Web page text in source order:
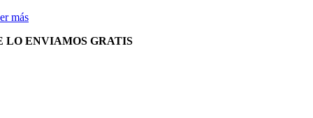
más
LO ENVIAMOS GRATIS